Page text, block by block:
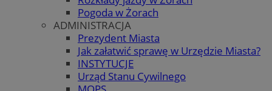
Pogoda w Żorach
ADMINISTRACJA
Prezydent Miasta
Jak załatwić sprawę w Urzędzie Miasta?
INSTYTUCJE
Urząd Stanu Cywilnego